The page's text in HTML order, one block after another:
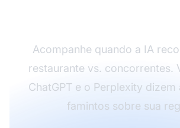
Acompanhe quando a IA
restaurante vs. concorrentes.
ChatGPT e o Perplexity dizem
famintos sobre sua